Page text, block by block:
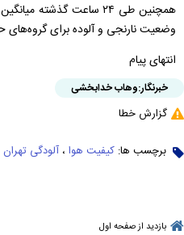
وضعیت نارنجی و آلوده برای
انتهای پیام
خبرنگار:وهاب خدابخشی
گزارش خطا
برچسب ها: کیفیت هوا ، آلودگی تهران
بازدید از صفحه اول